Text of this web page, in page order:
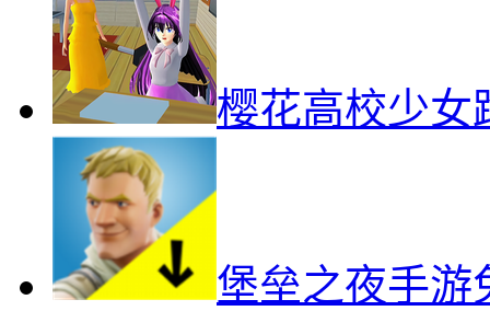
樱花高校少女
堡垒之夜手游